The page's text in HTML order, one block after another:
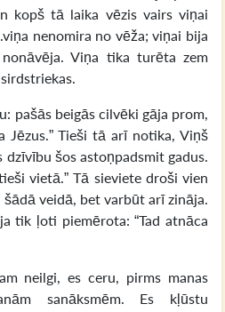
kopš tā laika vēzis vairs viņai
nenomira no vēža; viņai bija
Viņa tika turēta zem
pašās beigās cilvēki gāja prom,
Jēzus.” Tieši tā arī notika, Viņš
dzīvību šos astoņpadsmit gadus.
vietā.” Tā sieviete droši vien
veidā, bet varbūt arī zināja.
tik ļoti piemērota: “Tad atnāca
neilgi, es ceru, pirms manas
sanāksmēm. Es kļūstu